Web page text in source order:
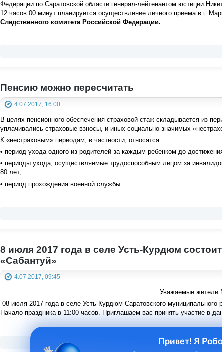
Федерации по Саратовской области генерал-лейтенантом юстиции
12 часов 00 минут планируется осуществление личного приема в г.
Следственного комитета Российской Федерации.
Пенсию можно пересчитать
4.07.2017, 16:00
В целях пенсионного обеспечения страховой стаж складывается из
уплачивались страховые взносы, и иных социально значимых
К «нестраховым» периодам, в частности, относятся:
• период ухода одного из родителей за каждым ребенком до
• периоды ухода, осуществляемые трудоспособным лицом за
80 лет;
• период прохождения военной службы.
8 июля 2017 года в селе Усть-Курдюм
«Сабантуй»
4.07.2017, 09:45
Уважаемые жители
08 июля 2017 года в селе Усть-Курдюм Саратовского муниципального
Начало праздника в 11:00 часов. Приглашаем вас принять участие в
Привет! Я